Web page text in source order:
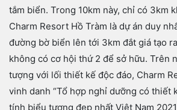
tắm biển. Trong 10km này, chỉ có 3km
Charm Resort Hồ Tràm là dự án duy
đường bờ biển lên tới 3km đắt giá tạo
không có cơ hội thứ 2 để sở hữu. Trên
tượng với lối thiết kế độc đáo, Charm
vinh danh “Tổ hợp nghỉ dưỡng có thiết
tính biểu tượng đẹp nhất Việt Nam